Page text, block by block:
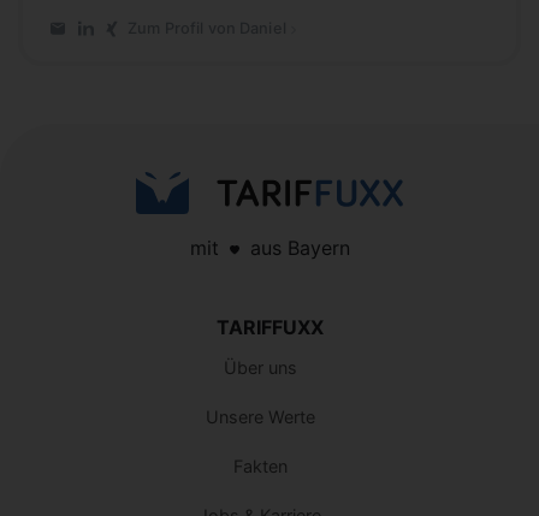
mit aus Bayern
TARIFFUXX
Über uns
Unsere Werte
Fakten